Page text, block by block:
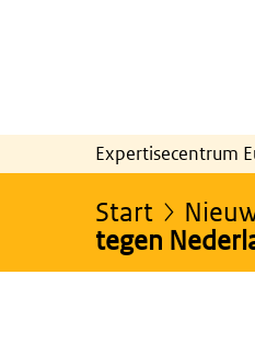
Expertisecentrum
Start
tegen